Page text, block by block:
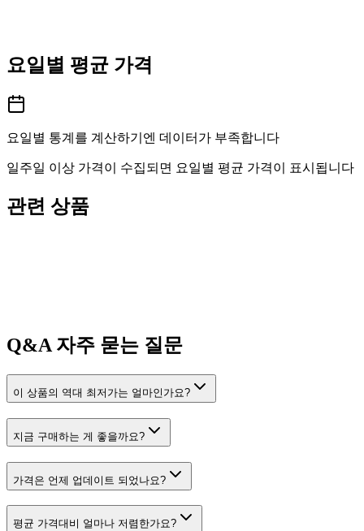
요일별 평균 가격
요일별 통계를 계산하기엔 데이터가 부족합니다
일주일 이상 가격이 수집되면 요일별 평균 가격이 표시됩니다
관련 상품
Q&A자주 묻는 질문
이 상품의 역대 최저가는 얼마인가요?
지금 구매하는 게 좋을까요?
가격은 언제 업데이트 되었나요?
평균 가격대비 얼마나 저렴한가요?